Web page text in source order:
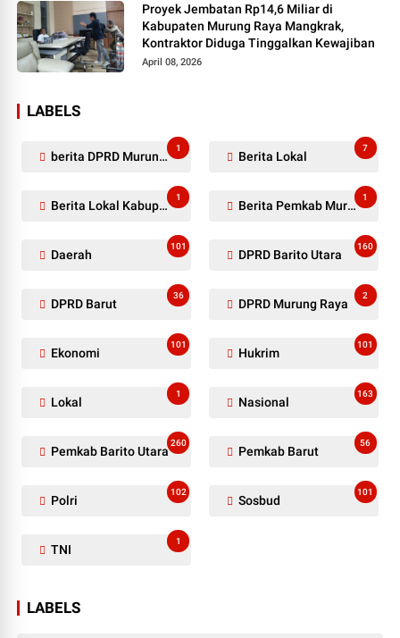
Proyek Jembatan Rp14,6 Miliar di
Kabupaten Murung Raya Mangkrak,
Kontraktor Diduga Tinggalkan Kewajiban
April 08, 2026
LABELS
berita DPRD Murung Raya
1
Berita Lokal
7
Berita Lokal Kabupaten Barito Utara
1
Berita Pemkab Murung Raya
1
Daerah
101
DPRD Barito Utara
160
DPRD Barut
36
DPRD Murung Raya
2
Ekonomi
101
Hukrim
101
Lokal
1
Nasional
163
Pemkab Barito Utara
260
Pemkab Barut
56
Polri
102
Sosbud
101
TNI
1
LABELS